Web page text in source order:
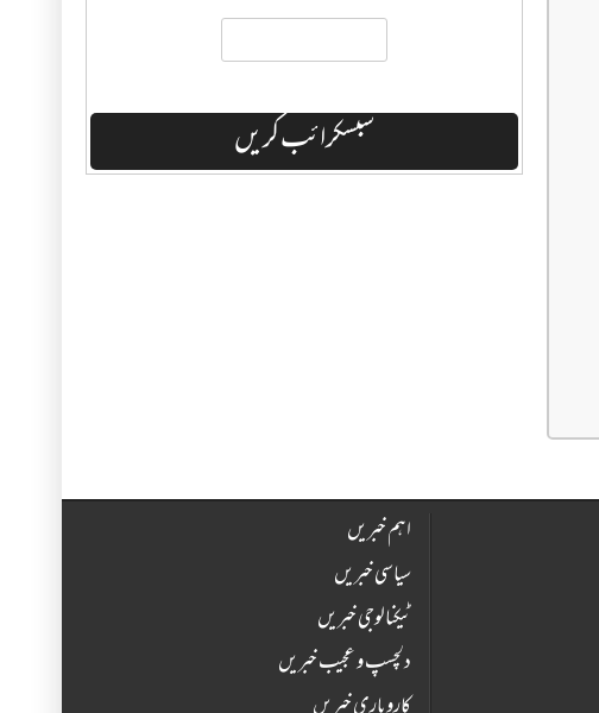
اہم خبریں
سیاسی خبریں
ٹیکنالوجی خبریں
دلچسپ و عجیب خبریں